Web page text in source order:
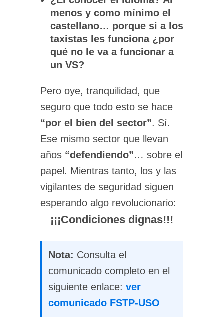
menos y como mínimo el
castellano… porque si a los
taxistas les funciona ¿por
qué no le va a funcionar a
un VS?
Pero oye, tranquilidad, que
seguro que todo esto se hace
“por el bien del sector”. Sí.
Ese mismo sector que llevan
años “defendiendo”… sobre el
papel. Mientras tanto, los y las
vigilantes de seguridad siguen
esperando algo revolucionario:
¡¡¡Condiciones dignas!!!
Nota: Consulta el
comunicado completo en el
siguiente enlace: ver
comunicado FSTP-USO